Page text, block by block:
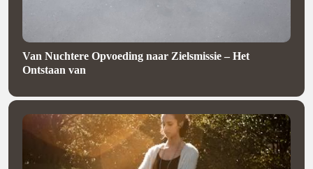
Van Nuchtere Opvoeding naar Zielsmissie – Het
Ontstaan van